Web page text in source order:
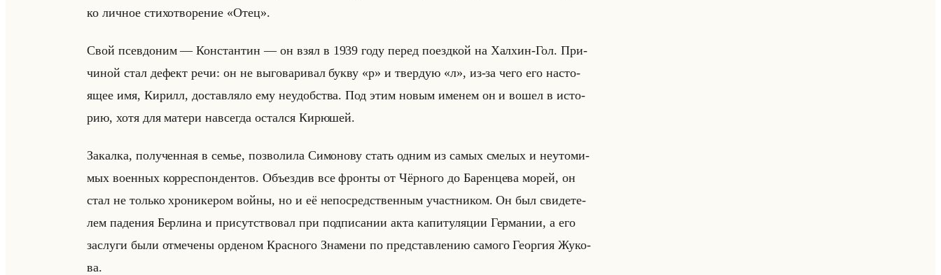
ко лич­ное сти­хо­тво­ре­ние «Отец».
Свой псев­до­ним — Кон­стан­тин — он взял в 1939 году перед по­езд­кой на Хал­хин-Гол. При­
чи­ной стал де­фект речи: он не вы­го­ва­ри­вал букву «р» и твер­дую «л», из-за чего его на­сто­
ящее имя, Ки­рилл, до­став­ля­ло ему неудоб­ства. Под этим новым име­нем он и вошел в ис­то­
рию, хотя для ма­те­ри на­все­гда остал­ся Ки­рю­шей.
За­кал­ка, по­лу­чен­ная в семье, поз­во­ли­ла Си­мо­но­ву стать одним из самых сме­лых и неуто­ми­
мых во­ен­ных кор­ре­спон­ден­тов. Объез­див все фрон­ты от Чёр­но­го до Ба­рен­це­ва морей, он
стал не только хро­ни­ке­ром войны, но и её непо­сред­ствен­ным участ­ни­ком. Он был сви­де­те­
лем па­де­ния Бер­ли­на и при­сут­ство­вал при под­пи­са­нии акта ка­пи­ту­ля­ции Гер­ма­нии, а его
за­слу­ги были от­ме­че­ны ор­де­ном Крас­но­го Зна­ме­ни по пред­став­ле­нию са­мо­го Ге­ор­гия Жу­ко­
ва.